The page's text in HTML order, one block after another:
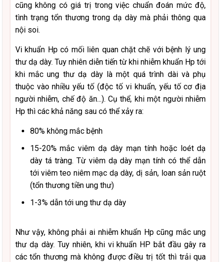
cũng không có giá trị trong việc chuẩn đoán mức độ,
tình trạng tổn thương trong dạ dày mà phải thông qua
nội soi.
Vi khuẩn Hp có mối liên quan chặt chẽ với bệnh lý ung
thư dạ dày. Tuy nhiên diễn tiến từ khi nhiễm khuẩn Hp tới
khi mắc ung thư dạ dày là một quá trình dài và phụ
thuộc vào nhiều yếu tố (độc tố vi khuẩn, yếu tố cơ địa
người nhiễm, chế độ ăn...). Cụ thể, khi một người nhiễm
Hp thì các khả năng sau có thể xảy ra:
80% không mắc bệnh
15-20% mắc viêm dạ dày mạn tính hoặc loét dạ
dày tá tràng. Từ viêm dạ dày mạn tính có thể dẫn
tới viêm teo niêm mạc dạ dày, dị sản, loan sản ruột
(tổn thương tiền ung thư)
1-3% dẫn tới ung thư dạ dày
Như vậy, không phải ai nhiễm khuẩn Hp cũng mắc ung
thư dạ dày. Tuy nhiên, khi vi khuẩn HP bắt đầu gây ra
các tổn thương mà không được điều trị tốt thì trải qua